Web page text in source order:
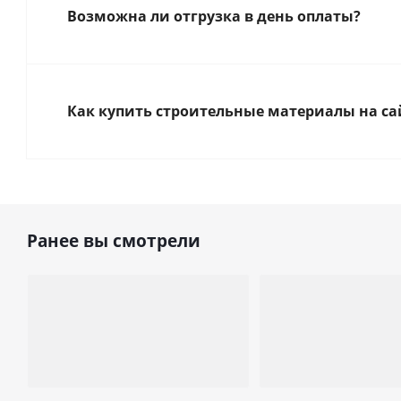
Возможна ли отгрузка в день оплаты?
Как купить строительные материалы на
Ранее вы смотрели